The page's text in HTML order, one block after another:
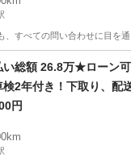
、すべての問い合わせに目
駅 N-BOX
総額 26.8万★ローン
検2年付き！下取り、配
円